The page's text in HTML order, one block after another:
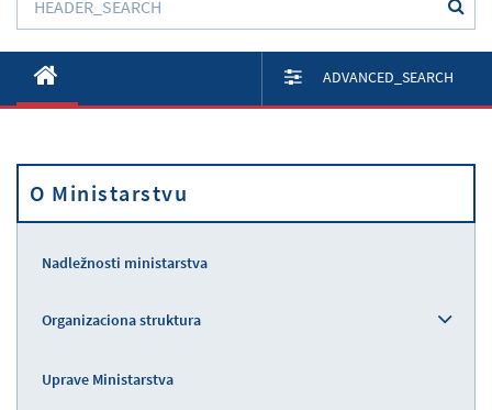
O Ministarstvu
Aktivnosti
Propisi
ADVANCED_SEARCH
O Ministarstvu
Nadležnosti ministarstva
Organizaciona struktura
Uprave Ministarstva